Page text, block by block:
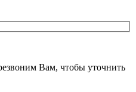
Вам, чтобы уточнить